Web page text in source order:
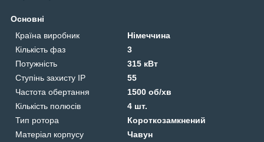
Основні
Країна виробник
Німеччина
Кількість фаз
3
Потужність
315 кВт
Ступінь захисту IP
55
Частота обертання
1500 об/хв
Кількість полюсів
4 шт.
Тип ротора
Короткозамкнений
Матеріал корпусу
Чавун